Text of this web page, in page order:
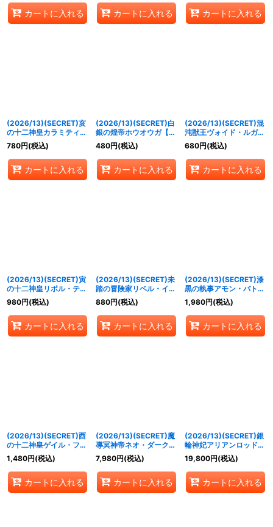
カートに入れる カートに入れる カートに入れる
(2026/13)(SECRET)亥
の十二神皇カラミティ・
ボアX【X-SEC】
{BS76-X12}《青》
780円(税込)
カートに入れる
(2026/13)(SECRET)白
銀の煌帝ホウオウガ【X-
SEC】{BS76-X09}
《白》
480円(税込)
カートに入れる
(2026/13)(SECRET)混
沌獣王ヴォイド・ルガス
【X-SEC】{BS76-X13}
《青》
680円(税込)
カートに入れる
(2026/13)(SECRET)寅
の十二神皇リボル・ティ
ーガX【X-SEC】
{BS76-X02}《赤》
980円(税込)
カートに入れる
(2026/13)(SECRET)未
踏の冒険家リベル・イン
ディー【X-SEC】
{BS76-X05}《緑》
880円(税込)
カートに入れる
(2026/13)(SECRET)漆
黒の執事アモン・バトラ
ー【X-SEC】{BS76-
X04}《紫》
1,980円(税込)
カートに入れる
(2026/13)(SECRET)酉
の十二神皇ゲイル・フェ
ニックスX【X-SEC】
{BS76-X06}《緑》
1,480円(税込)
カートに入れる
(2026/13)(SECRET)魔
導冥神帝ネオ・ダーク・
クリュメノス【CP-
SEC】{BS76-CP02}
《紫》
7,980円(税込)
カートに入れる
(2026/13)(SECRET)銀
輪神妃アリアンロッド・
ティール【CP-SEC】
{BS76-CP04}《白》
19,800円(税込)
カートに入れる